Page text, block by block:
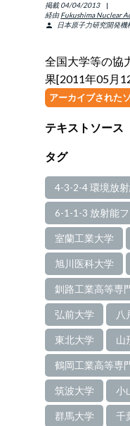
掲載 04/04/2013
経由 Fukushima Nuclear
person
日本原子力研究開発機
全国大学等の協
果[2011年05月
アーカイブされた
テキストソース
タグ
4-3-2-4 環境放
6-1-1-3 放射能
室蘭工業大学
旭川医科大学
釧路工業高等専
弘前大学 八
東北大学 山
鶴岡工業高等専
筑波大学 小
群馬大学 千